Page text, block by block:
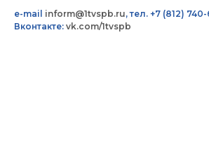
e-mail inform@1tvspb.ru, тел. +7 (812)
Вконтакте: vk.com/1tvspb